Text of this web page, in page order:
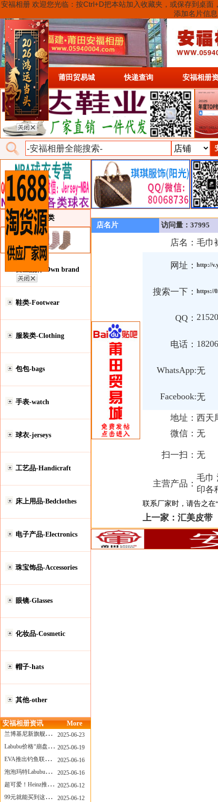
安福相册 欢迎您光临：按Ctrl+D把本站加入收藏夹，或保存到桌
添加名片信
首页 莆田贸易城 快递查询 安福相册
类目详细分类
自主品牌-Own brand
鞋类-Footwear
服装类-Clothing
包包-bags
手表-watch
球衣-jerseys
工艺品-Handicraft
床上用品-Bedclothes
电子产品-Electronics
珠宝饰品-Accessories
眼镜-Glasses
化妆品-Cosmetic
帽子-hats
其他-other
安福相册资讯 More
兰博基尼新旗舰曝光？这台顶级超跑或将在8月登场
2025-06-23
Labubu价格“崩盘”？618当日泡泡玛特预售补货量超200W！
2025-06-19
EVA推出钓鱼联名套装，初号机也能当“假饵”？
2025-06-16
泡泡玛特Labubu新品发售上演“拳王争霸”......
2025-06-16
超可爱！Heinz推出星之卡比合作款番茄酱！
2025-06-12
99元就能买到这样颜值的太阳镜？优衣库夏季墨镜系列
2025-06-12
店名片 访问量：37995
店名： 毛巾
网址： http://
搜索一下： https://
QQ：
电话：
WhatsApp:无
Facebook:无
地址： 西天
微信： 无
扫一扫： 无
主营产品：
毛巾
印各
联系厂家时，请告之在
上一家： 汇美皮带